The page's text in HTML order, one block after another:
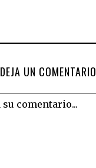
DEJA UN COMENTARIO